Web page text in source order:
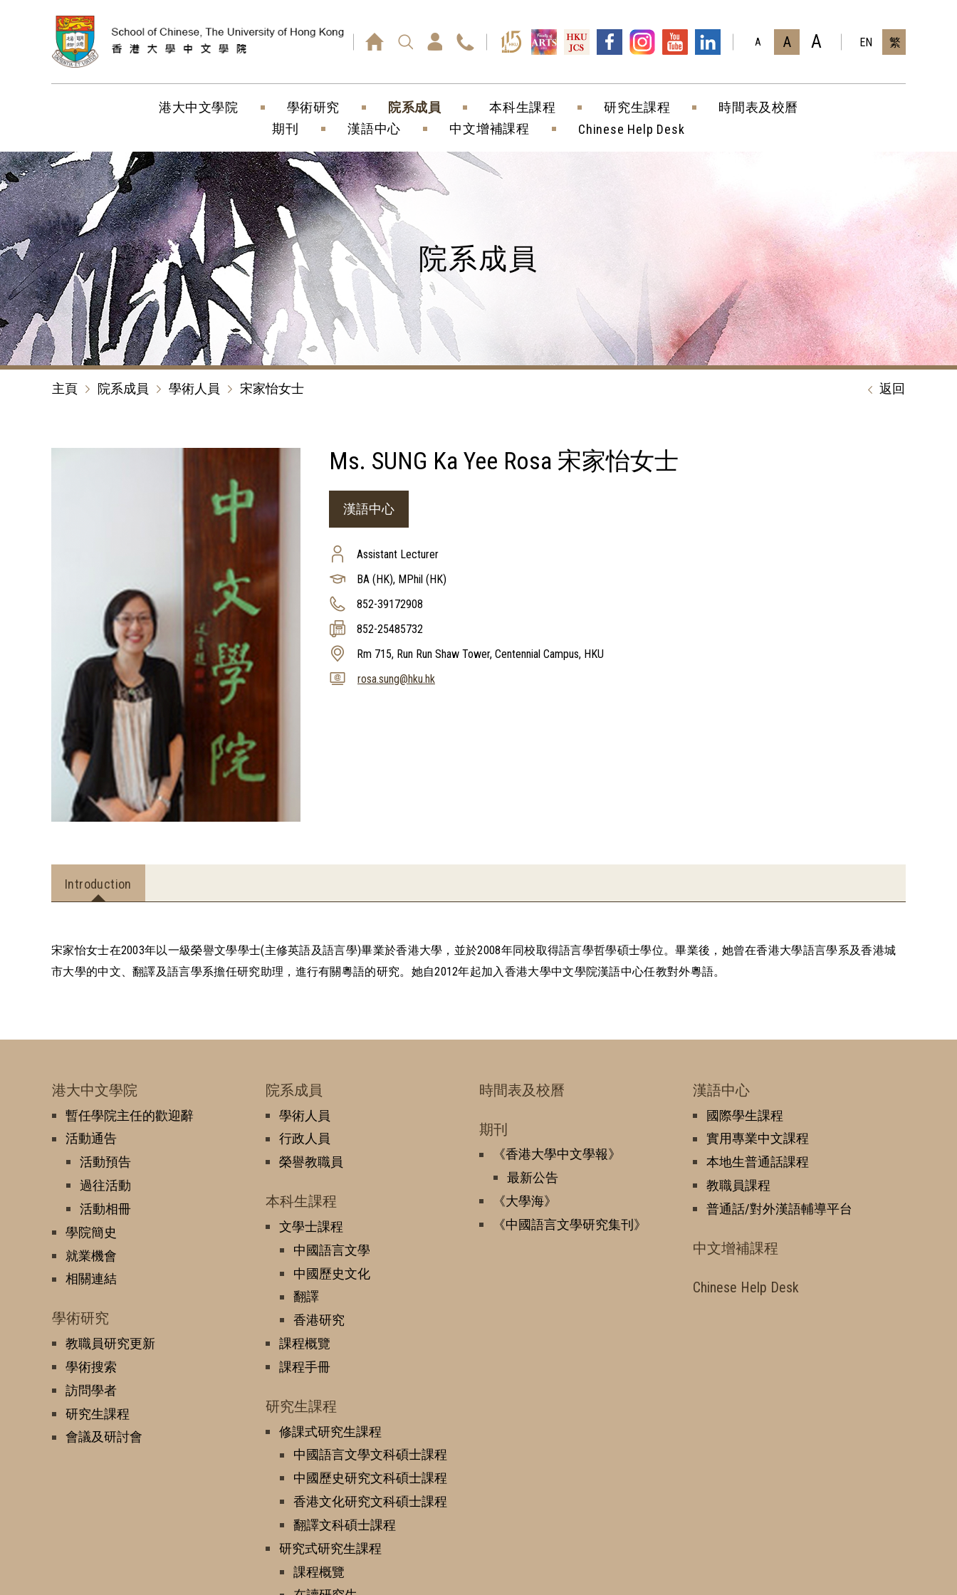
A A A EN 繁
港大中文學院 學術研究 院系成員 本科生課程 研究生課程
時間表及校曆
期刊
漢語中心 中文增補課程 Chinese Help Desk
院系成員
主頁 院系成員 學術人員 宋家怡女士 返回
Ms. SUNG Ka Yee Rosa 宋家怡女士
漢語中心
Assistant Lecturer
BA (HK), MPhil (HK)
852-39172908
852-25485732
Rm 715, Run Run Shaw Tower, Centennial Campus, HKU
rosa.sung@hku.hk
Introduction
宋家怡女士在2003年以一級榮譽文學學士(主修英語及語言學)畢業於香港大學，並於2008年同校取得語言學哲學碩士學位。畢業後，她曾在香港大學語言學系及香港城
市大學的中文、翻譯及語言學系擔任研究助理，進行有關粵語的研究。她自2012年起加入香港大學中文學院漢語中心任教對外粵語。
港大中文學院
暫任學院主任的歡迎辭
活動通告
活動預告
過往活動
活動相冊
學院簡史
就業機會
相關連結
學術研究
教職員研究更新
學術搜索
訪問學者
研究生課程
會議及研討會
院系成員
學術人員
行政人員
榮譽教職員
本科生課程
文學士課程
中國語言文學
中國歷史文化
翻譯
香港研究
課程概覽
課程手冊
研究生課程
修課式研究生課程
中國語言文學文科碩士課程
中國歷史研究文科碩士課程
香港文化研究文科碩士課程
翻譯文科碩士課程
研究式研究生課程
課程概覽
時間表及校曆
期刊
《香港大學中文學報》
最新公告
《大學海》
《中國語言文學研究集刊》
漢語中心
國際學生課程
實用專業中文課程
本地生普通話課程
教職員課程
普通話/對外漢語輔導平台
中文增補課程
Chinese Help Desk